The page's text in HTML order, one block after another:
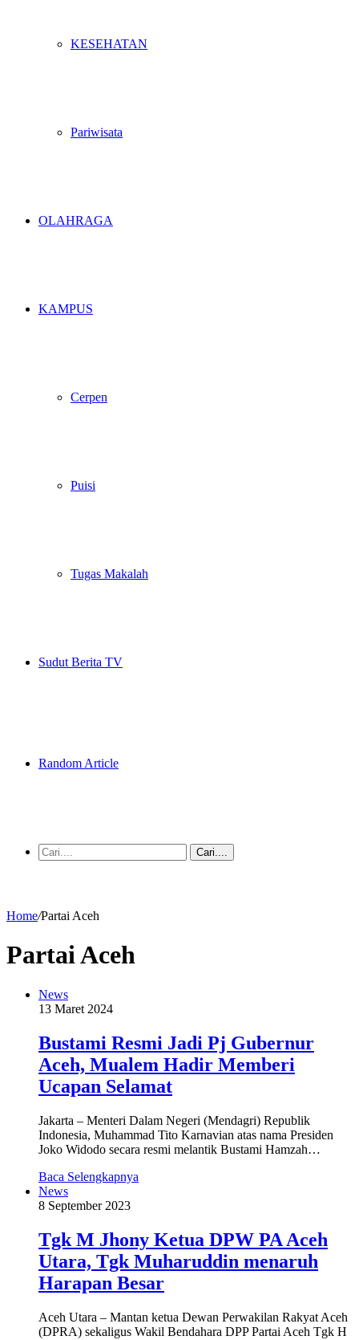
KESEHATAN
Pariwisata
OLAHRAGA
KAMPUS
Cerpen
Puisi
Tugas Makalah
Sudut Berita TV
Random Article
Cari....
Home/Partai Aceh
Partai Aceh
News
13 Maret 2024
Bustami Resmi Jadi Pj Gubernur
Aceh, Mualem Hadir Memberi
Ucapan Selamat
Jakarta – Menteri Dalam Negeri (Mendagri) Republik
Indonesia, Muhammad Tito Karnavian atas nama Presiden
Joko Widodo secara resmi melantik Bustami Hamzah…
Baca Selengkapnya
News
8 September 2023
Tgk M Jhony Ketua DPW PA Aceh
Utara, Tgk Muharuddin menaruh
Harapan Besar
Aceh Utara – Mantan ketua Dewan Perwakilan Rakyat Aceh
(DPRA) sekaligus Wakil Bendahara DPP Partai Aceh Tgk H